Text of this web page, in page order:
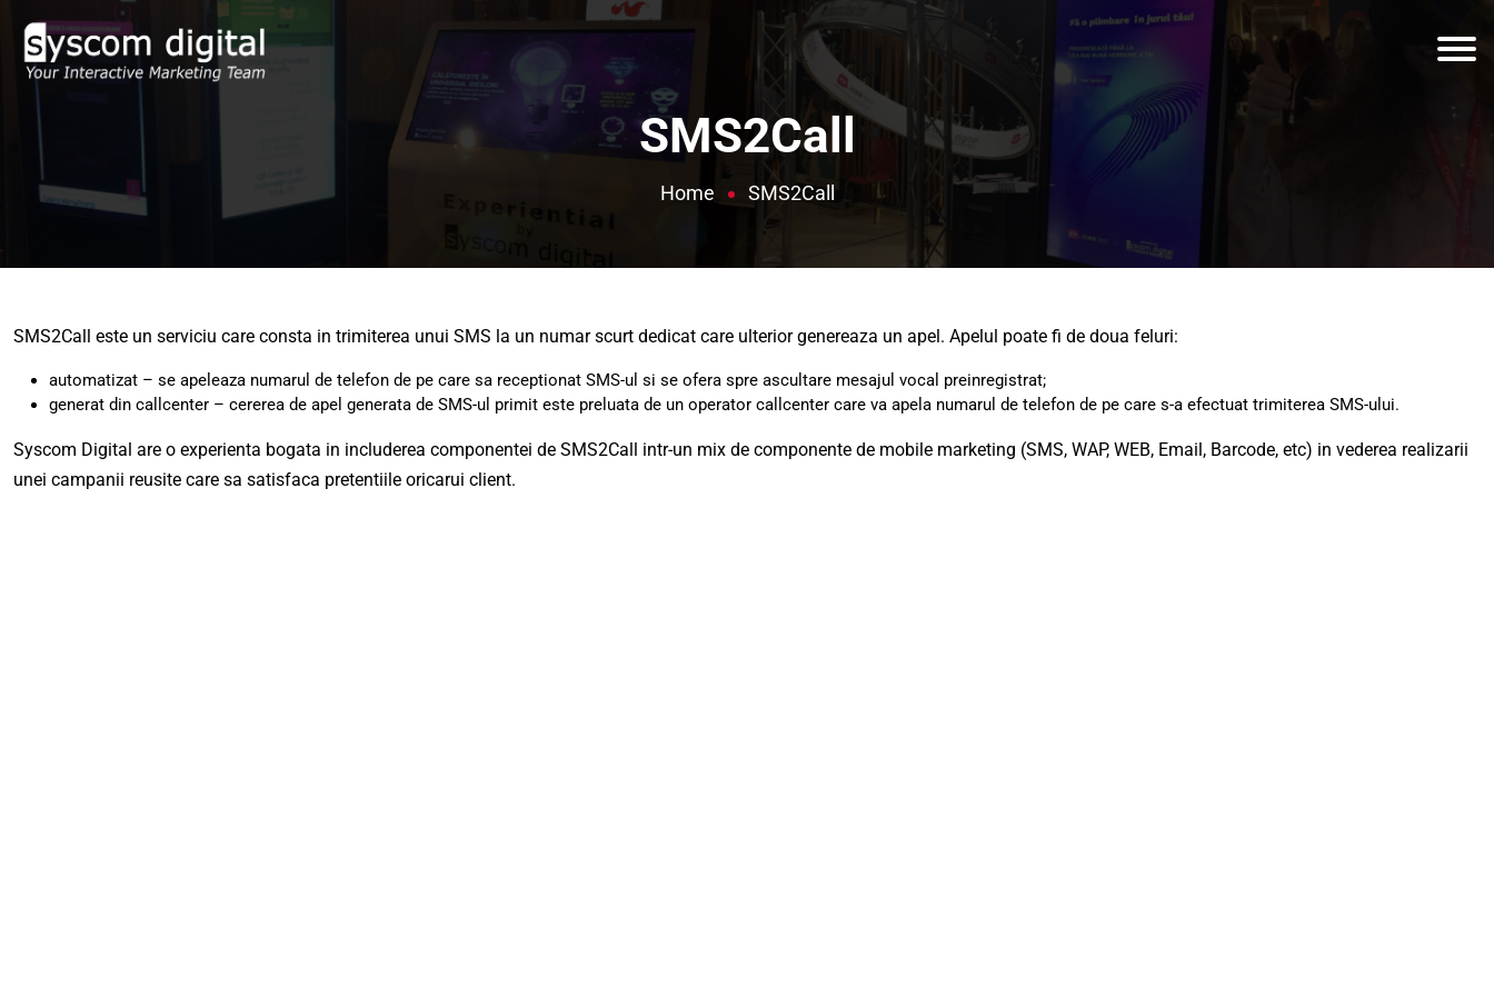
SMS2Call
Home SMS2Call
SMS2Call este un serviciu care consta in trimiterea unui SMS la un numar scurt dedicat care ulterior genereaza un apel. Apelul poate fi de doua feluri:
automatizat – se apeleaza numarul de telefon de pe care sa receptionat SMS-ul si se ofera spre ascultare mesajul vocal preinregistrat;
generat din callcenter – cererea de apel generata de SMS-ul primit este preluata de un operator callcenter care va apela numarul de telefon de pe care s-a efectuat trimiterea SMS-ului.
Syscom Digital are o experienta bogata in includerea componentei de SMS2Call intr-un mix de componente de mobile marketing (SMS, WAP, WEB, Email, Barcode, etc) in vederea realizarii
unei campanii reusite care sa satisfaca pretentiile oricarui client.